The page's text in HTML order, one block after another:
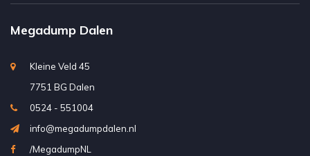
Megadump Dalen
Kleine Veld 45
7751 BG Dalen
0524 - 551004
info@megadumpdalen.nl
/MegadumpNL